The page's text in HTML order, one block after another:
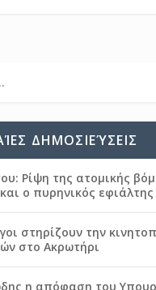
ΔΗΜΟΣΙΕΎΣΕΙΣ
Ρίψη της ατομικής
ο πυρηνικός
στηρίζουν την
στο Ακρωτήρι
η απόφαση του